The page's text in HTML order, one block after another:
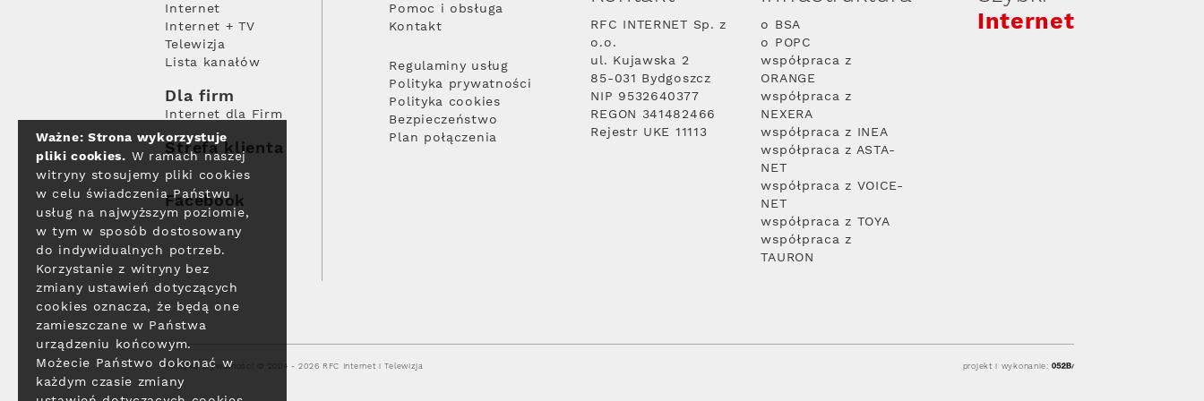
Internet
Internet + TV
Telewizja
Lista kanałów
Dla firm
Internet dla Firm
Strefa klienta
Facebook
Pomoc i obsługa
Kontakt
Regulaminy usług
Polityka prywatności
Polityka cookies
Bezpieczeństwo
Plan połączenia
RFC INTERNET Sp. z
o.o.
ul. Kujawska 2
85-031 Bydgoszcz
NIP 9532640377
REGON 341482466
Rejestr UKE 11113
o BSA
o POPC
współpraca z
ORANGE
współpraca z
NEXERA
współpraca z INEA
współpraca z ASTA-
NET
współpraca z VOICE-
NET
współpraca z TOYA
współpraca z
TAURON
Internet
Polityka prywatności © 2004 - 2026 RFC Internet i Telewizja projekt i wykonanie:
Ważne: Strona wykorzystuje
pliki cookies. W ramach naszej
witryny stosujemy pliki cookies
w celu świadczenia Państwu
usług na najwyższym poziomie,
w tym w sposób dostosowany
do indywidualnych potrzeb.
Korzystanie z witryny bez
zmiany ustawień dotyczących
cookies oznacza, że będą one
zamieszczane w Państwa
urządzeniu końcowym.
Możecie Państwo dokonać w
każdym czasie zmiany